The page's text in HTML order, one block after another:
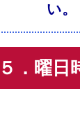
い。
５．曜日